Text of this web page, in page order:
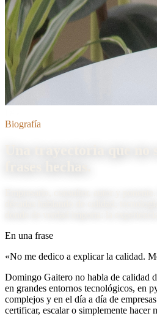
Biografía
En una frase
«No me dedico a explicar la calidad.
Domingo Gaitero no habla de calidad
en grandes entornos tecnológicos, en
complejos y en el día a día de
certificar, escalar o simplemente hacer